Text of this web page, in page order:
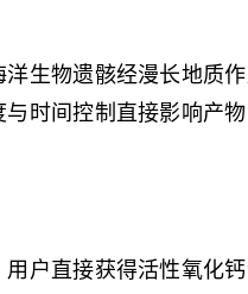
生物遗骸经漫长地质
时间控制直接影响产
户直接获得活性氧化